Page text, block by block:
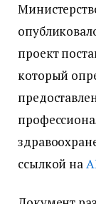
проект
который
ссылкой на